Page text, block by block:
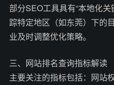
部分SEO工具具有“本地化
踪特定地区（如东莞）下的
业及时调整优化策略。
三、网站排名查询指标解读
主要关注的指标包括：网站